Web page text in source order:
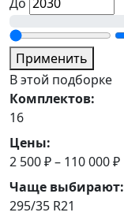
Применить
В этой подборке
Комплектов:
16
Цены:
2 500 ₽ – 110 000 ₽
Чаще выбирают:
295/35 R21